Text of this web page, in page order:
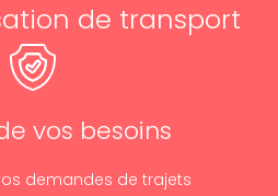
de transport
vos besoins
demandes de trajets